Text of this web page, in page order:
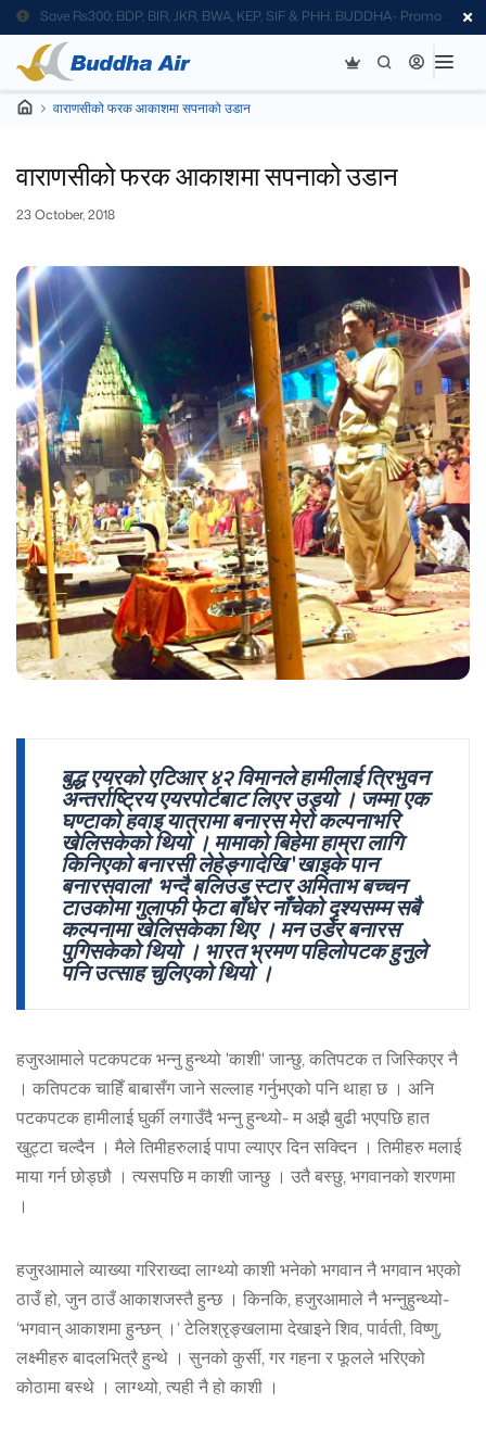
Save Rs300; BDP, BIR, JKR, BWA, KEP, SIF & PHH. BUDDHA- Promo
Code
वाराणसीको फरक आकाशमा सपनाको उडान
वाराणसीको फरक आकाशमा सपनाको उडान
23 October, 2018
बुद्ध एयरको एटिआर ४२ विमानले हामीलाई त्रिभुवन
अन्तर्राष्ट्रिय एयरपोर्टबाट लिएर उड्यो । जम्मा एक
घण्टाको हवाइ यात्रामा बनारस मेरो कल्पनाभरि
खेलिसकेको थियो । मामाको बिहेमा हाम्रा लागि
किनिएको बनारसी लेहेङ्गादेखि 'खाइके पान
बनारसवाला' भन्दै बलिउड स्टार अमिताभ बच्चन
टाउकोमा गुलाफी फेटा बाँधेर नाँचेको दृश्यसम्म सबै
कल्पनामा खेलिसकेका थिए । मन उडेर बनारस
पुगिसकेको थियो । भारत भ्रमण पहिलोपटक हुनुले
पनि उत्साह चुलिएको थियो ।
हजुरआमाले पटकपटक भन्नु हुन्थ्यो 'काशी' जान्छु, कतिपटक त जिस्किएर नै
। कतिपटक चाहिँ बाबासँग जाने सल्लाह गर्नुभएको पनि थाहा छ । अनि
पटकपटक हामीलाई घुर्की लगाउँदै भन्नु हुन्थ्यो- म अझै बुढी भएपछि हात
खुट्टा चल्दैन । मैले तिमीहरुलाई पापा ल्याएर दिन सक्दिन । तिमीहरु मलाई
माया गर्न छोड्छौ । त्यसपछि म काशी जान्छु । उतै बस्छु, भगवानको शरणमा
।
हजुरआमाले व्याख्या गरिराख्दा लाग्थ्यो काशी भनेको भगवान नै भगवान भएको
ठाउँ हो, जुन ठाउँ आकाशजस्तै हुन्छ । किनकि, हजुरआमाले नै भन्नुहुन्थ्यो-
‘भगवान् आकाशमा हुन्छन् ।‘ टेलिश्रृङ्खलामा देखाइने शिव, पार्वती, विष्णु,
लक्ष्मीहरु बादलभित्रै हुन्थे । सुनको कुर्सी, गर गहना र फूलले भरिएको
कोठामा बस्थे । लाग्थ्यो, त्यही नै हो काशी ।